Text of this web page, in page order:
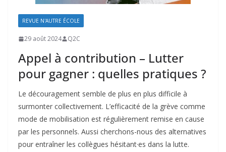
REVUE N'AUTRE ÉCOLE
29 août 2024 Q2C
Appel à contribution – Lutter
pour gagner : quelles pratiques ?
Le découragement semble de plus en plus difficile à
surmonter collectivement. L’efficacité de la grève comme
mode de mobilisation est régulièrement remise en cause
par les personnels. Aussi cherchons-nous des alternatives
pour entraîner les collègues hésitant·es dans la lutte.